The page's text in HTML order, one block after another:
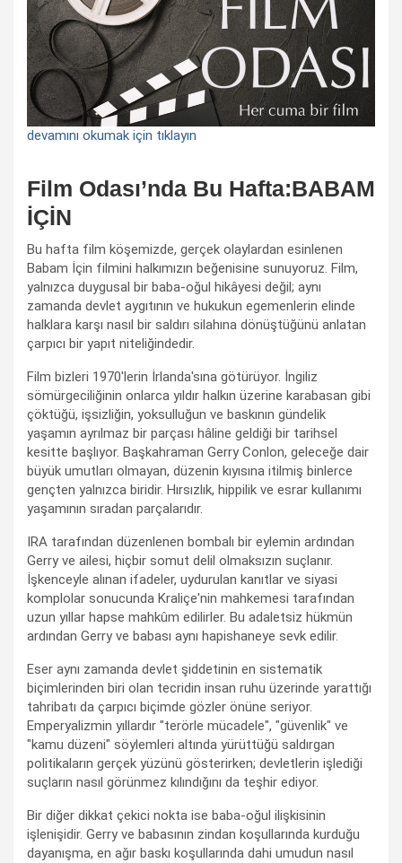
devamını okumak için tıklayın
Film Odası’nda Bu Hafta:BABAM
İÇİN
Bu hafta film köşemizde, gerçek olaylardan esinlenen
Babam İçin filmini halkımızın beğenisine sunuyoruz. Film,
yalnızca duygusal bir baba-oğul hikâyesi değil; aynı
zamanda devlet aygıtının ve hukukun egemenlerin elinde
halklara karşı nasıl bir saldırı silahına dönüştüğünü anlatan
çarpıcı bir yapıt niteliğindedir.
Film bizleri 1970'lerin İrlanda'sına götürüyor. İngiliz
sömürgeciliğinin onlarca yıldır halkın üzerine karabasan gibi
çöktüğü, işsizliğin, yoksulluğun ve baskının gündelik
yaşamın ayrılmaz bir parçası hâline geldiği bir tarihsel
kesitte başlıyor. Başkahraman Gerry Conlon, geleceğe dair
büyük umutları olmayan, düzenin kıyısına itilmiş binlerce
gençten yalnızca biridir. Hırsızlık, hippilik ve esrar kullanımı
yaşamının sıradan parçalarıdır.
IRA tarafından düzenlenen bombalı bir eylemin ardından
Gerry ve ailesi, hiçbir somut delil olmaksızın suçlanır.
İşkenceyle alınan ifadeler, uydurulan kanıtlar ve siyasi
komplolar sonucunda Kraliçe'nin mahkemesi tarafından
uzun yıllar hapse mahkûm edilirler. Bu adaletsiz hükmün
ardından Gerry ve babası aynı hapishaneye sevk edilir.
Eser aynı zamanda devlet şiddetinin en sistematik
biçimlerinden biri olan tecridin insan ruhu üzerinde yarattığı
tahribatı da çarpıcı biçimde gözler önüne seriyor.
Emperyalizmin yıllardır "terörle mücadele", "güvenlik" ve
"kamu düzeni" söylemleri altında yürüttüğü saldırgan
politikaların gerçek yüzünü gösterirken; devletlerin işlediği
suçların nasıl görünmez kılındığını da teşhir ediyor.
Bir diğer dikkat çekici nokta ise baba-oğul ilişkisinin
işlenişidir. Gerry ve babasının zindan koşullarında kurduğu
dayanışma, en ağır baskı koşullarında dahi umudun nasıl